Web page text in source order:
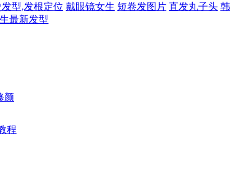
型,发根定位 戴眼镜女生 短卷发图片 直发丸子头 韩
最新发型
颜
程